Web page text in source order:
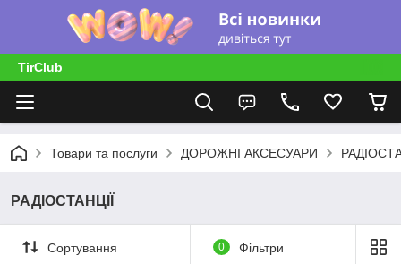
TirClub
Товари та послуги ДОРОЖНІ АКСЕСУАРИ
РАДІОСТАНЦІЇ
Сортування 0 Фільтри